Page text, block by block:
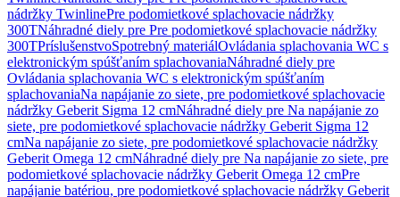
nádržky TwinlinePre podomietkové splachovacie nádržky
300TNáhradné diely pre Pre podomietkové splachovacie nádržky
300TPríslušenstvoSpotrebný materiálOvládania splachovania WC s
elektronickým spúšťaním splachovaniaNáhradné diely pre
Ovládania splachovania WC s elektronickým spúšťaním
splachovaniaNa napájanie zo siete, pre podomietkové splachovacie
nádržky Geberit Sigma 12 cmNáhradné diely pre Na napájanie zo
siete, pre podomietkové splachovacie nádržky Geberit Sigma 12
cmNa napájanie zo siete, pre podomietkové splachovacie nádržky
Geberit Omega 12 cmNáhradné diely pre Na napájanie zo siete, pre
podomietkové splachovacie nádržky Geberit Omega 12 cmPre
napájanie batériou, pre podomietkové splachovacie nádržky Geberit